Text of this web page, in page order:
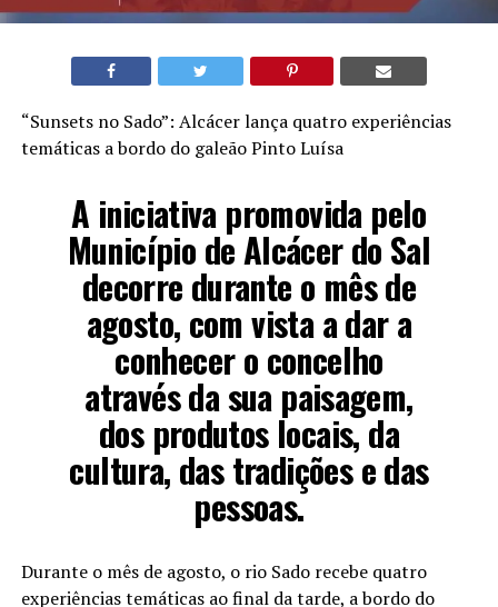
“Sunsets no Sado”: Alcácer lança quatro experiências
temáticas a bordo do galeão Pinto Luísa
A iniciativa promovida pelo
Município de Alcácer do Sal
decorre durante o mês de
agosto, com vista a dar a
conhecer o concelho
através da sua paisagem,
dos produtos locais, da
cultura, das tradições e das
pessoas.
Durante o mês de agosto, o rio Sado recebe quatro
experiências temáticas ao final da tarde, a bordo do